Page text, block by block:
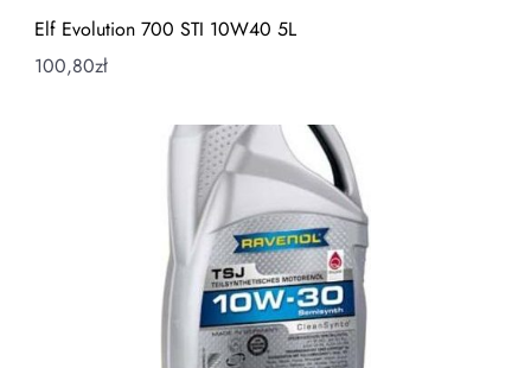
Elf Evolution 700 STI 10W40 5L
100,80zł